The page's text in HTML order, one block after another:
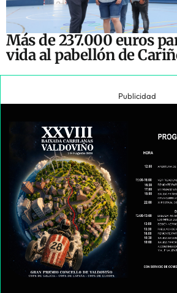
Más de 237.000 euros
vida al pabellón de
Publicidad